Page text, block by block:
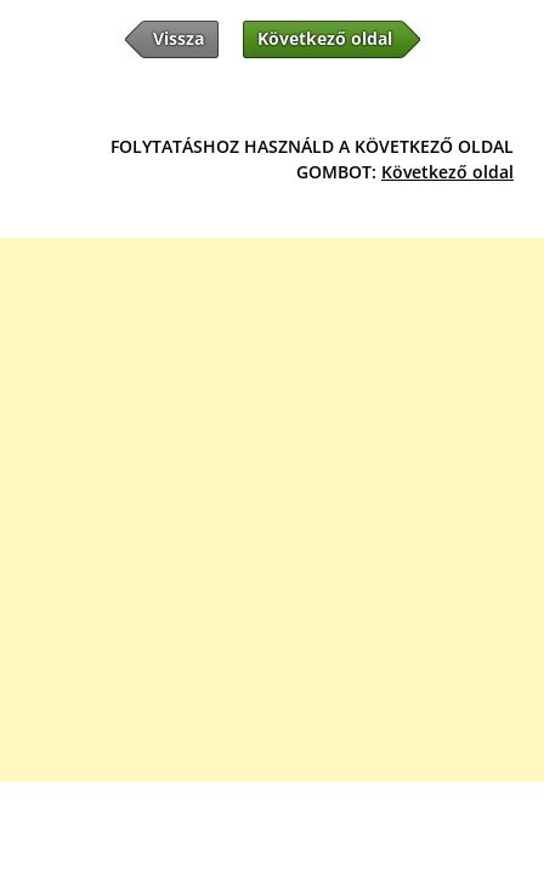
Vissza Következő oldal
FOLYTATÁSHOZ HASZNÁLD A KÖVETKEZŐ OLDAL
GOMBOT: Következő oldal